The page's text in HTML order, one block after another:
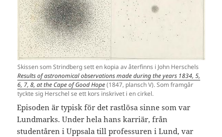
Skissen som Strindberg sett en kopia av återfinns i John Herschels
Results of astronomical observations made during the years 1834, 5,
6, 7, 8, at the Cape of Good Hope(1847, plansch V). Som framgår
tyckte sig Herschel se ett kors inskrivet i en cirkel.
Episoden är typisk för det rastlösa sinne som var
Lundmarks. Under hela hans karriär, från
studentåren i Uppsala till professuren i Lund, var